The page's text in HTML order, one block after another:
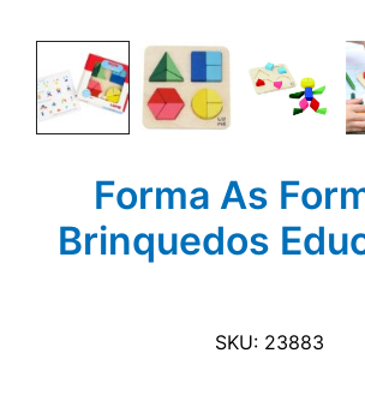
Forma As
Brinquedos
SKU: 23883